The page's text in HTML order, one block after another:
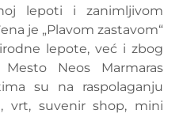
lepoti i zanimljivom
je „Plavom zastavom“
lepote, već i zbog
Neos Marmaras
su na raspolaganju
vrt, suvenir shop, mini